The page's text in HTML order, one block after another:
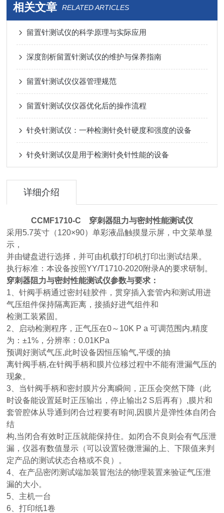
相关文章 RELATED ARTICLES
留置针测试仪的科学原理与实际应用
深度剖析留置针测试仪的维护与保养指南
留置针测试仪仪器管理规范
留置针测试仪仪器优化后的操作流程
针灸针测试仪：一种检测针灸针硬度和强度的设备
针灸针测试仪是用于检测针灸针性能的设备
详细介绍
CCMF1710-C 穿刺器阻力与密封性能测试仪
采用5.7英寸（120×90）单彩液晶触摸显示屏，中文菜单显
示，
并由键盘进行选择，并可由机载打印机打印出测试结果。
执行标准：本设备按照YY/T1710-2020附录A的要求研制。
穿刺器阻力与密封性能测试仪参数与要求：
1、针阀手柄通过密封硅胶件，贯穿插入套管内和测试用进
气压组件保持隔离距离，接插好进气组件和
检测工装紧固。
2、启动检测程序，正气压在0～10K P a 可调范围内,精度
为：±1%，分辨率：0.01KPa
预调好测试气压,此时设备因恒压输气,平缓的抽
离针阀手柄,在针阀手柄和膜片位移过程中不能有泄漏气压的
现象。
3、当针阀手柄和密封膜片分离瞬间，正压会突然下降（此
时设备能设置延时正压输出，停止输出2 S后再有）,膜片和
套管腔体从导通到闭合过程要有时间,因膜片是弹性体自闭合
结
构,当闭合有效时正压就能保持住。如闭合不良则会有气压泄
漏，仪器有数值显示（可以设置轻微泄漏的上、下限值来判
定产品的测试状态合格或不良）。
4、在产品密闭测试端加装冒泡法的物理装置来验证气压泄
漏的大小。
5、主机一台
6、打印纸1卷